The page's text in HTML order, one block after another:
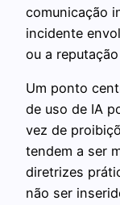
comunicação
incidente
ou a
Um ponto
de uso de IA
vez de
tendem a ser
diretrizes
não ser